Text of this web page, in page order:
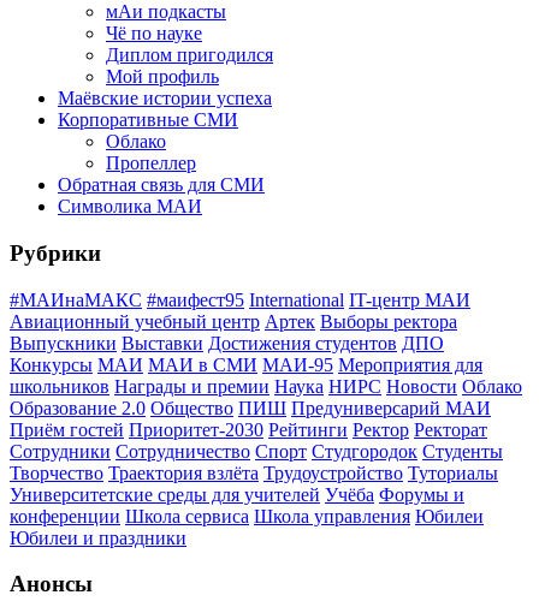
мАи подкасты
Чё по науке
Диплом пригодился
Мой профиль
Маёвские истории успеха
Корпоративные СМИ
Облако
Пропеллер
Обратная связь для СМИ
Символика МАИ
Рубрики
#МАИнаМАКС #маифест95 International IT-центр МАИ
Авиационный учебный центр Артек Выборы ректора
Выпускники Выставки Достижения студентов ДПО
Конкурсы МАИ МАИ в СМИ МАИ-95 Мероприятия для
школьников Награды и премии Наука НИРС Новости Облако
Образование 2.0 Общество ПИШ Предуниверсарий МАИ
Приём гостей Приоритет-2030 Рейтинги Ректор Ректорат
Сотрудники Сотрудничество Спорт Студгородок Студенты
Творчество Траектория взлёта Трудоустройство Туториалы
Университетские среды для учителей Учёба Форумы и
конференции Школа сервиса Школа управления Юбилеи
Юбилеи и праздники
Анонсы